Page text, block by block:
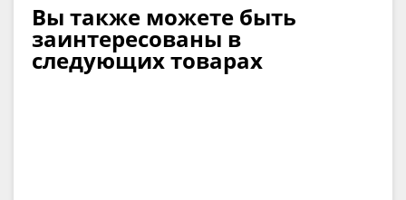
Вы также можете быть
заинтересованы в
следующих товарах